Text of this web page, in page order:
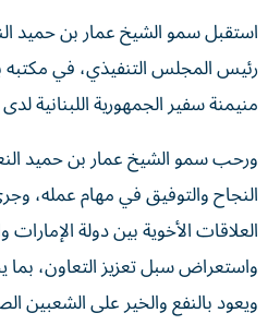
استقبل سمو الشيخ عمار بن حميد
رئيس المجلس التنفيذي، في مكتبه
منيمنة سفير الجمهورية اللبنانية
ورحب سمو الشيخ عمار بن حميد
النجاح والتوفيق في مهام عمله،
العلاقات الأخوية بين دولة الإمارات
واستعراض سبل تعزيز التعاون،
ويعود بالنفع والخير على الشعبين